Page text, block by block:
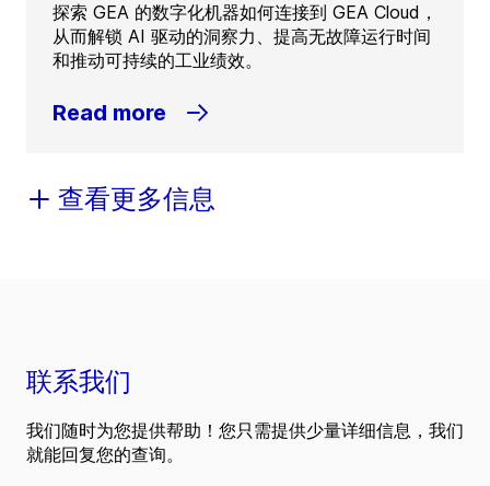
探索 GEA 的数字化机器如何连接到 GEA Cloud，
从而解锁 AI 驱动的洞察力、提高无故障运行时间
和推动可持续的工业绩效。
Read more
查看更多信息
联系我们
我们随时为您提供帮助！您只需提供少量详细信息，我们
就能回复您的查询。